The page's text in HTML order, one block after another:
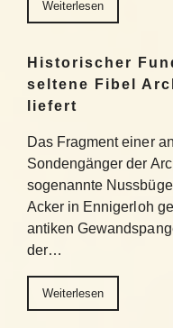
Weiterlesen
Historischer
seltene Fibel
liefert
Das Fragment einer
Sondengänger der
sogenannte
Acker in Ennigerloh
antiken
der…
Weiterlesen